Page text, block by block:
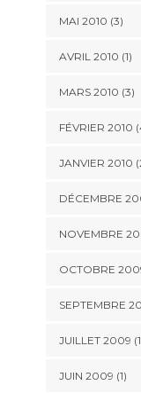
MAI 2010 (3)
AVRIL 2010 (1)
MARS 2010 (3)
FÉVRIER 2010
JANVIER 2010
DÉCEMBRE
NOVEMBRE
OCTOBRE
SEPTEMBRE
JUILLET 2009
JUIN 2009 (1)